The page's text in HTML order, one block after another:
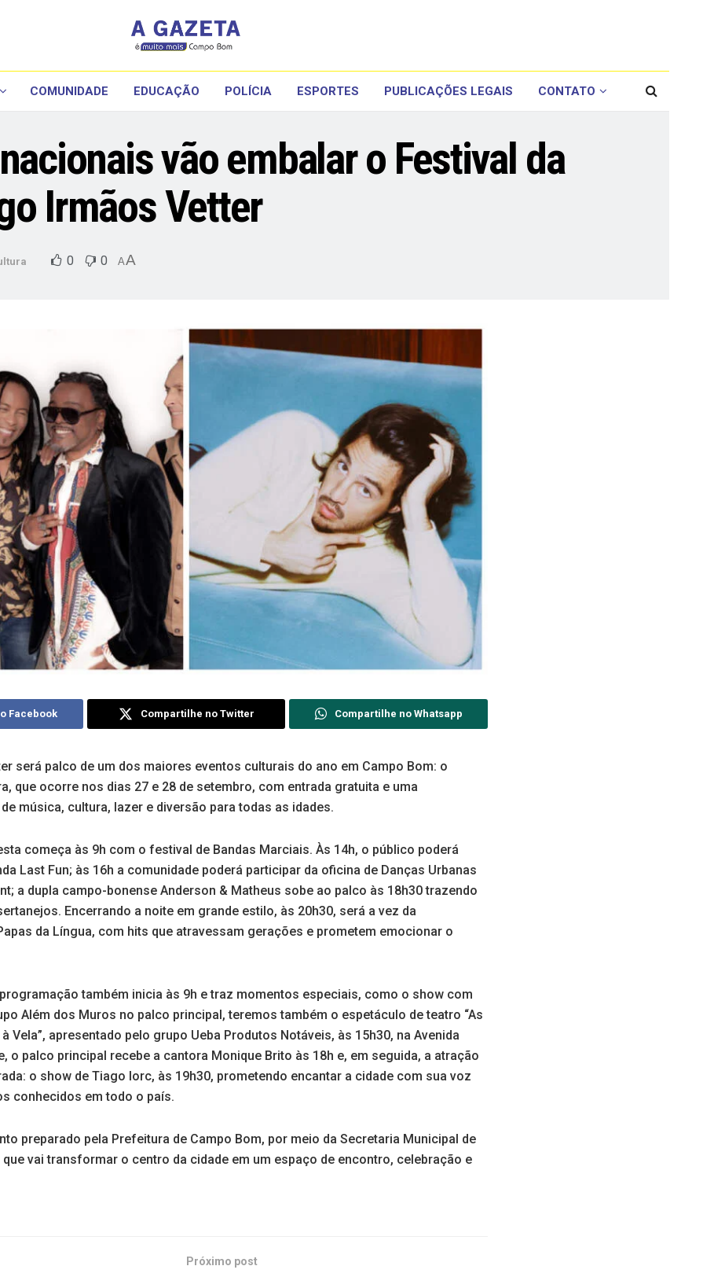
COMUNIDADE EDUCAÇÃO POLÍCIA ESPORTES PUBLICAÇÕES LEGAIS CONTATO
vão embalar o Festival da
Irmãos Vetter
0 0 AA
Facebook Compartilhe no Twitter Compartilhe no Whatsapp
será palco de um dos maiores eventos culturais do ano em Campo Bom: o
que ocorre nos dias 27 e 28 de setembro, com entrada gratuita e uma
música, cultura, lazer e diversão para todas as idades.
começa às 9h com o festival de Bandas Marciais. Às 14h, o público poderá
Last Fun; às 16h a comunidade poderá participar da oficina de Danças Urbanas
a dupla campo-bonense Anderson & Matheus sobe ao palco às 18h30 trazendo
Encerrando a noite em grande estilo, às 20h30, será a vez da
da Língua, com hits que atravessam gerações e prometem emocionar o
também inicia às 9h e traz momentos especiais, como o show com
Além dos Muros no palco principal, teremos também o espetáculo de teatro “As
Vela”, apresentado pelo grupo Ueba Produtos Notáveis, às 15h30, na Avenida
o palco principal recebe a cantora Monique Brito às 18h e, em seguida, a atração
o show de Tiago Iorc, às 19h30, prometendo encantar a cidade com sua voz
conhecidos em todo o país.
preparado pela Prefeitura de Campo Bom, por meio da Secretaria Municipal de
que vai transformar o centro da cidade em um espaço de encontro, celebração e
Próximo post